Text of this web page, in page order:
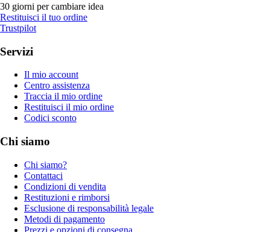
30 giorni per cambiare idea
Restituisci il tuo ordine
Trustpilot
Servizi
Il mio account
Centro assistenza
Traccia il mio ordine
Restituisci il mio ordine
Codici sconto
Chi siamo
Chi siamo?
Contattaci
Condizioni di vendita
Restituzioni e rimborsi
Esclusione di responsabilità legale
Metodi di pagamento
Prezzi e opzioni di consegna